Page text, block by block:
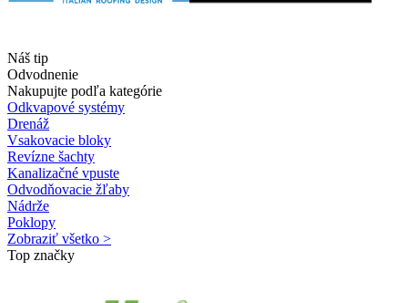
Náš tip
Odvodnenie
Nakupujte podľa kategórie
Odkvapové systémy
Drenáž
Vsakovacie bloky
Revízne šachty
Kanalizačné vpuste
Odvodňovacie žľaby
Nádrže
Poklopy
Zobraziť všetko >
Top značky